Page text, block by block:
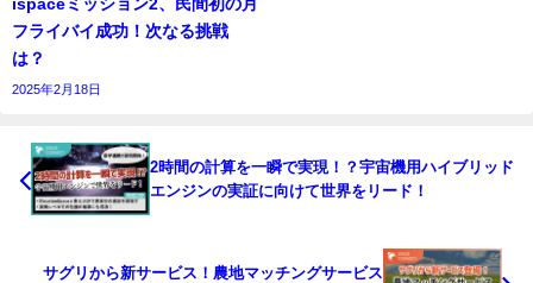
フライバイ成功！次なる挑戦
は？
2025年2月18日
2時間の計算を一瞬で実現！？宇宙機用ハイブリッド
エンジンの実証に向けて世界をリード！
サグリから新サービス！農地マッチングサービス